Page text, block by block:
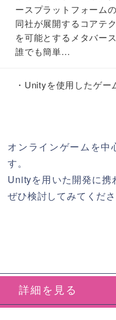
ースプラットフォーム
同社が展開するコアテ
を可能とするメタバー
誰でも簡単...
・Unityを使用したゲー
オンラインゲームを中
す。
Unityを用いた開発に携
ぜひ検討してみてくださ
詳細を見る